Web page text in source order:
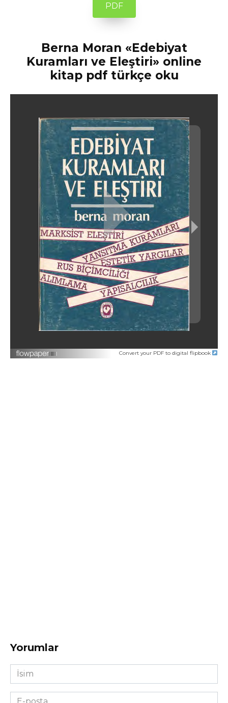
PDF
Berna Moran «Edebiyat
Kuramları ve Eleştiri» online
kitap pdf türkçe oku
Convert your PDF to digital flipbook
Yorumlar
İsim
*
E-